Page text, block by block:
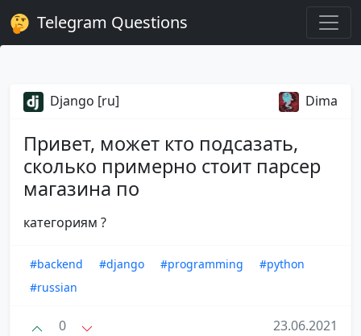
Telegram Questions
Django [ru] Dima
Привет, может кто подсазать,
сколько примерно стоит парсер
магазина по
категориям ?
#backend #django #programming
#python
#russian
0 23.06.2021